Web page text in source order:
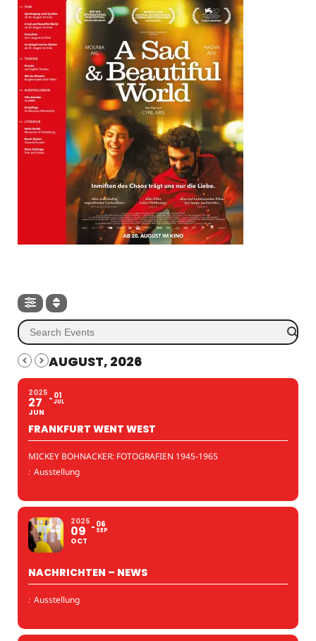
AUGUST, 2026
2025
27
JUN
01
JUL
FRANKFURT WENT WEST
MICKEY BOHNACKER: FOTOGRAFIEN 1945-1965
: Ausstellung
2025
09
OCT
06
SEP
NACHRICHTEN – NEWS
: Ausstellung